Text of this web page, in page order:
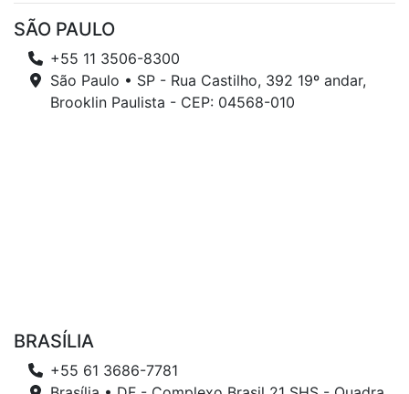
SÃO PAULO
+55 11 3506-8300
São Paulo • SP - Rua Castilho, 392 19º andar,
Brooklin Paulista - CEP: 04568-010
BRASÍLIA
+55 61 3686-7781